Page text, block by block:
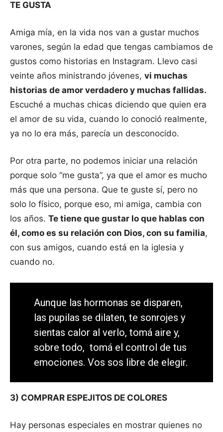
TE GUSTA
Amiga mía, en la vida nos van a gustar muchos
varones, según la edad que tengas cambiamos de
gustos como historias en Instagram. Llevo casi
veinte años ministrando jóvenes, vi muchas
historias de amor verdadero y muchas fallidas.
Escuché a muchas chicas diciendo que quien era
el amor de su vida, cuando lo conoció realmente,
ya no lo era más, parecía un desconocido.
Por otra parte, no podemos iniciar una relación
porque solo “me gusta”, ya que el amor es mucho
más que una persona. Que te guste sí, pero no
solo lo físico, porque eso, mi amiga, cambia con
los años. Te tiene que gustar lo que hablas con
él, como es su relación con Dios, con su familia,
con sus amigos, cuando está en la iglesia y
cuando no.
Aunque las hormonas se disparen,
las pupilas se dilaten, te sonrojes y
sientas calor al verlo, tomá aire y,
sobre todo, tomá el control de tus
emociones. Vos sos libre de elegir.
3) COMPRAR ESPEJITOS DE COLORES
Hay personas especiales en mostrar quienes no